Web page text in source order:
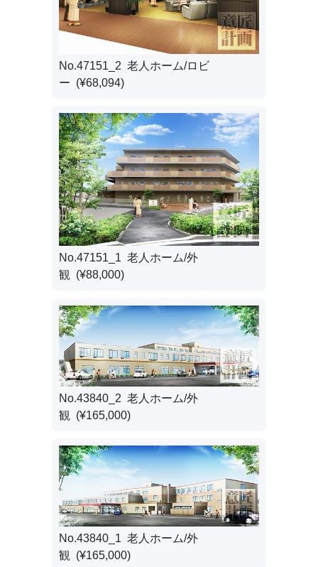
No.47151_2 老人ホーム/ロビ
ー (¥68,094)
No.47151_1 老人ホーム/外
観 (¥88,000)
No.43840_2 老人ホーム/外
観 (¥165,000)
No.43840_1 老人ホーム/外
観 (¥165,000)